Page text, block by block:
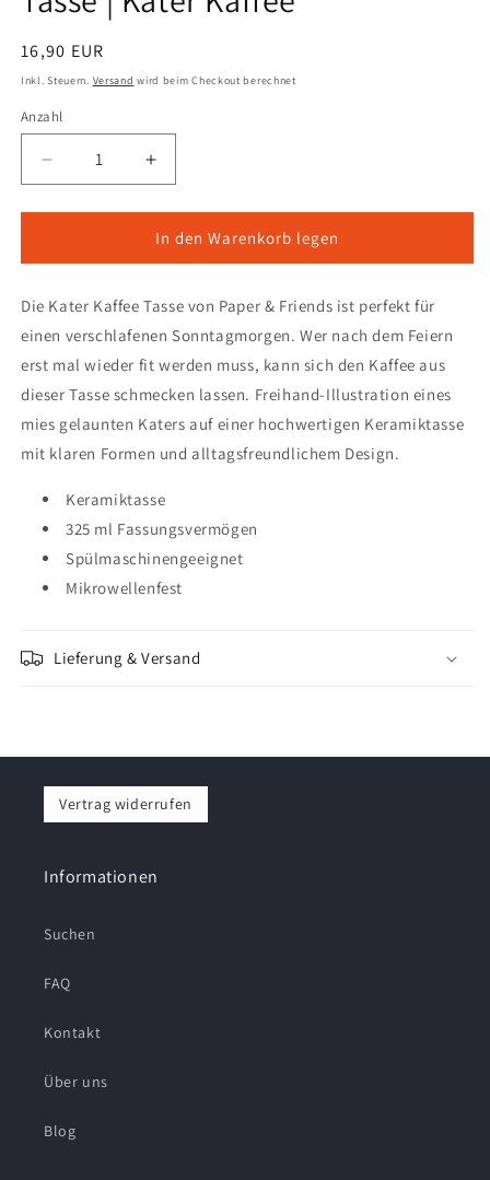
Normaler
Preis
16,90 EUR
Inkl. Steuern. Versand wird beim Checkout berechnet
Anzahl
Verringere
die
Menge
Tasse
Kater
Kaffee
Erhöhe
die
Menge
für
Tasse
Kater
Kaffee
In den Warenkorb legen
Die Kater Kaffee Tasse von Paper & Friends ist perfekt für
einen verschlafenen Sonntagmorgen. Wer nach dem Feiern
erst mal wieder fit werden muss, kann sich den Kaffee aus
dieser Tasse schmecken lassen. Freihand-Illustration eines
mies gelaunten Katers auf einer hochwertigen Keramiktasse
mit klaren Formen und alltagsfreundlichem Design.
Keramiktasse
325 ml Fassungsvermögen
Spülmaschinengeeignet
Mikrowellenfest
Lieferung & Versand
Vertrag widerrufen
Informationen
Suchen
FAQ
Kontakt
Über uns
Blog